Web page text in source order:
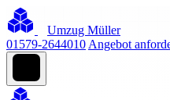
Umzug Müller
01579-2644010 Angebot